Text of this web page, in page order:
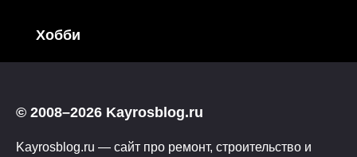
Хобби
© 2008–2026 Kayrosblog.ru
Kayrosblog.ru — сайт про ремонт, строительство и